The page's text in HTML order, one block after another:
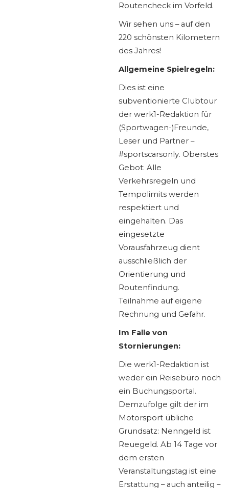
Routencheck im Vorfeld.
Wir sehen uns – auf den
220 schönsten Kilometern
des Jahres!
Allgemeine Spielregeln:
Dies ist eine
subventionierte Clubtour
der werk1-Redaktion für
(Sportwagen-)Freunde,
Leser und Partner –
#sportscarsonly. Oberstes
Gebot: Alle
Verkehrsregeln und
Tempolimits werden
respektiert und
eingehalten. Das
eingesetzte
Vorausfahrzeug dient
ausschließlich der
Orientierung und
Routenfindung.
Teilnahme auf eigene
Rechnung und Gefahr.
Im Falle von
Stornierungen:
Die werk1-Redaktion ist
weder ein Reisebüro noch
ein Buchungsportal.
Demzufolge gilt der im
Motorsport übliche
Grundsatz: Nenngeld ist
Reuegeld. Ab 14 Tage vor
dem ersten
Veranstaltungstag ist eine
Erstattung – auch anteilig –